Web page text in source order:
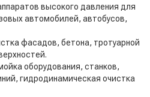
высокого давления для
автомобилей, автобусов,
фасадов, бетона, тротуарной
оборудования, станков,
гидродинамическая очистка